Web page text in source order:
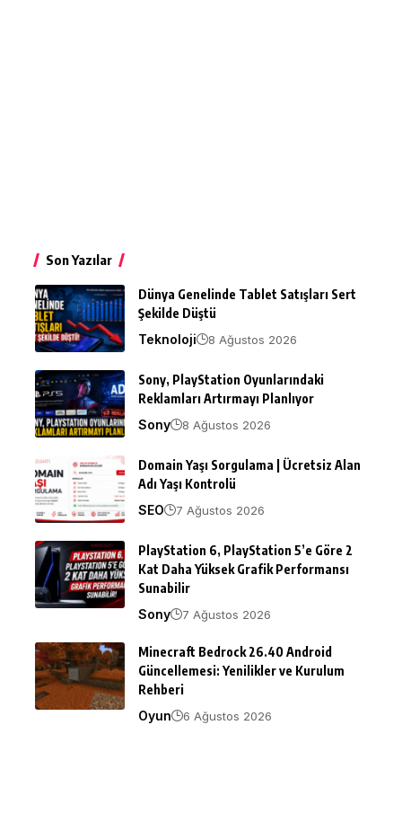
Son Yazılar
Dünya Genelinde Tablet Satışları Sert
Şekilde Düştü
Teknoloji
8 Ağustos 2026
Sony, PlayStation Oyunlarındaki
Reklamları Artırmayı Planlıyor
Sony
8 Ağustos 2026
Domain Yaşı Sorgulama | Ücretsiz Alan
Adı Yaşı Kontrolü
SEO
7 Ağustos 2026
PlayStation 6, PlayStation 5’e Göre 2
Kat Daha Yüksek Grafik Performansı
Sunabilir
Sony
7 Ağustos 2026
Minecraft Bedrock 26.40 Android
Güncellemesi: Yenilikler ve Kurulum
Rehberi
Oyun
6 Ağustos 2026